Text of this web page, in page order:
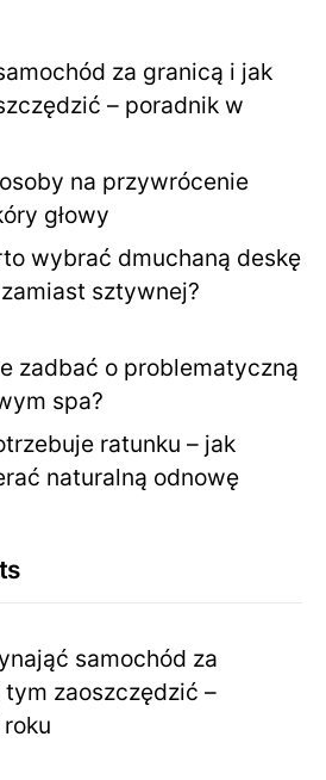
za granicą i jak
– poradnik w
na przywrócenie
głowy
wybrać dmuchaną deskę
sztywnej?
zadbać o problematyczną
spa?
ratunku – jak
naturalną odnowę
samochód za
zaoszczędzić –